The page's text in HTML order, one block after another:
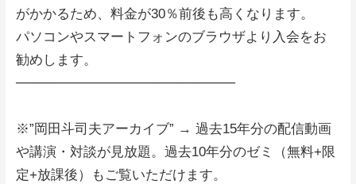
がかかるため、料金が30％前後も高くなります。
パソコンやスマートフォンのブラウザより入会をお
勧めします。
───────────────────────
※”岡田斗司夫アーカイブ” → 過去15年分の配信動画
や講演・対談が見放題。過去10年分のゼミ（無料+限
定+放課後）もご覧いただけます。